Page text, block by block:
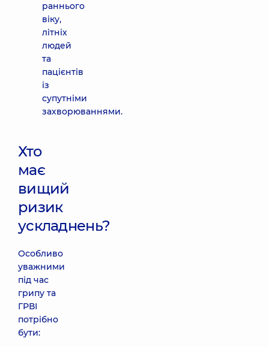
раннього
віку,
літніх
людей
та
пацієнтів
із
супутніми
захворюваннями.
Хто
має
вищий
ризик
ускладнень?
Особливо
уважними
під час
грипу та
ГРВІ
потрібно
бути: